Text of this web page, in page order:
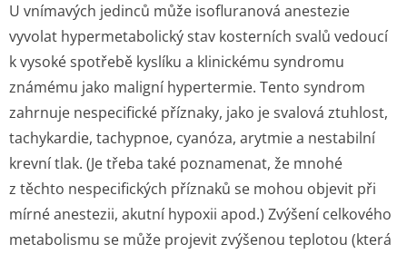
U vnímavých jedinců může isofluranová anestezie
vyvolat hypermetabolický stav kosterních svalů vedoucí
k vysoké spotřebě kyslíku a klinickému syndromu
známému jako maligní hypertermie. Tento syndrom
zahrnuje nespecifické příznaky, jako je svalová ztuhlost,
tachykardie, tachypnoe, cyanóza, arytmie a nestabilní
krevní tlak. (Je třeba také poznamenat, že mnohé
z těchto nespecifických příznaků se mohou objevit při
mírné anestezii, akutní hypoxii apod.) Zvýšení celkového
metabolismu se může projevit zvýšenou teplotou (která